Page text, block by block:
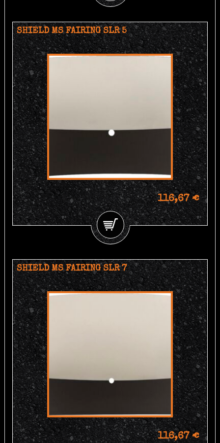
SHIELD MS FAIRING SLR 5
116,67 €
SHIELD MS FAIRING SLR 7
116,67 €